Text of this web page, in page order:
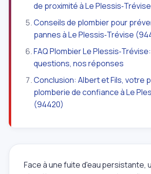
de proximité à Le
Conseils de plombier pour
pannes à Le Plessis‑Trévise
FAQ Plombier Le
questions, nos réponses
Conclusion: Albert et Fils, votre
plomberie de confiance à Le
(94420)
Face à une fuite d'eau persistante,